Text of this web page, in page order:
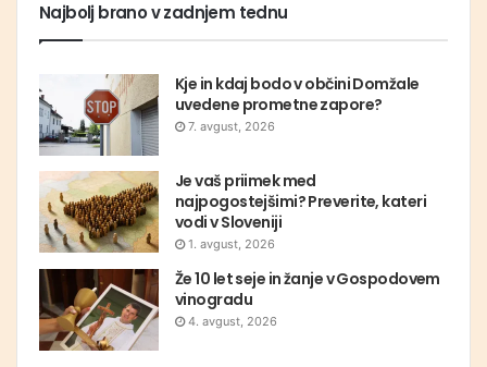
Najbolj brano v zadnjem tednu
Kje in kdaj bodo v občini Domžale
uvedene prometne zapore?
7. avgust, 2026
Je vaš priimek med
najpogostejšimi? Preverite, kateri
vodi v Sloveniji
1. avgust, 2026
Že 10 let seje in žanje v Gospodovem
vinogradu
4. avgust, 2026